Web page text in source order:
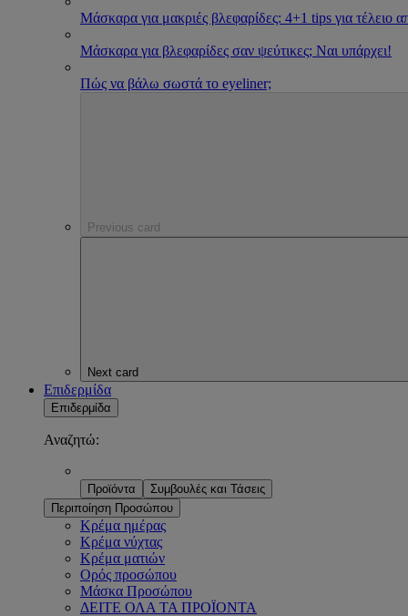
Μάσκαρα για μακριές βλεφαρίδες: 4+1 tips για τέλειο
Μάσκαρα για βλεφαρίδες σαν ψεύτικες; Ναι υπάρχει!
Πώς να βάλω σωστά το eyeliner;
Previous card
Next card
Επιδερμίδα
Επιδερμίδα
Αναζητώ:
Προϊόντα
Συμβουλές και Τάσεις
Περιποίηση Προσώπου
Κρέμα ημέρας
Κρέμα νύχτας
Κρέμα ματιών
Ορός προσώπου
Μάσκα Προσώπου
ΔΕΙΤΕ ΟΛΑ ΤΑ ΠΡΟΪΟΝΤΑ